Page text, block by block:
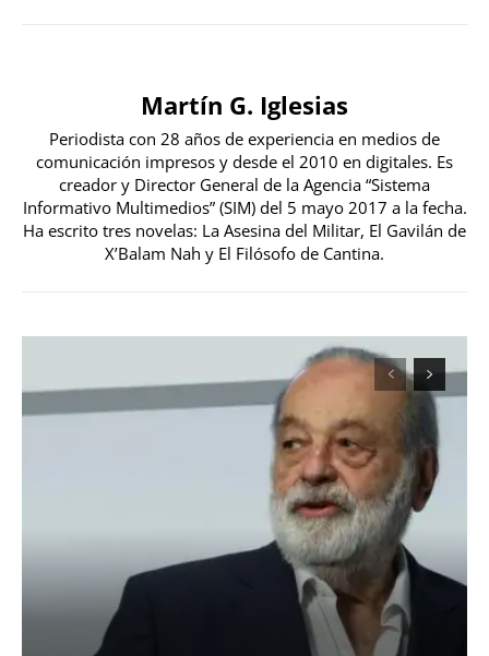
Martín G. Iglesias
Periodista con 28 años de experiencia en medios de
comunicación impresos y desde el 2010 en digitales. Es
creador y Director General de la Agencia “Sistema
Informativo Multimedios” (SIM) del 5 mayo 2017 a la fecha.
Ha escrito tres novelas: La Asesina del Militar, El Gavilán de
X’Balam Nah y El Filósofo de Cantina.